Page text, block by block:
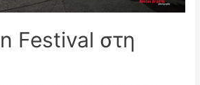
Festival στη